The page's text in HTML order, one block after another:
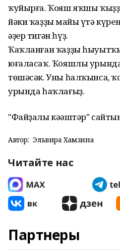
ҡуйырға. Ҡояш яҡшы
йәки ҡаҙҙың майы үтә
әҙер тигән һүҙ.
Ҡаҡланған ҡаҙҙы
юғаласаҡ. Ҡояшлы
төшәсәк. Уны һалҡынса,
урында һаҡлағыҙ.
"Файҙалы кәңәштәр"
Автор: Эльвира Хамзина
Читайте нас
Партнеры